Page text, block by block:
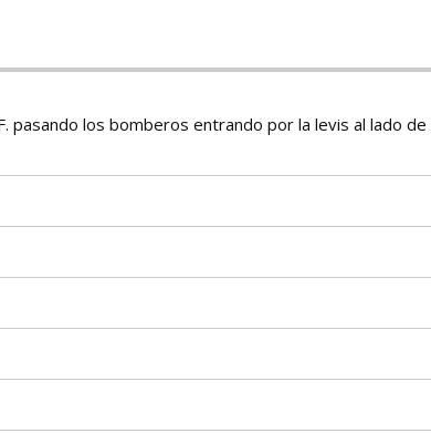
pasando los bomberos entrando por la levis al lado de